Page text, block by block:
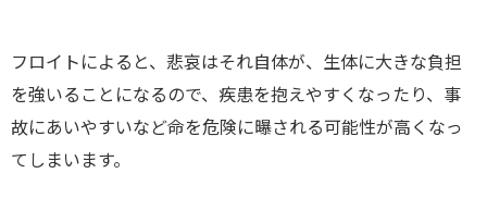
フロイトによると、悲哀はそれ自体が、生体に大きな負担
を強いることになるので、疾患を抱えやすくなったり、事
故にあいやすいなど命を危険に曝される可能性が高くなっ
てしまいます。